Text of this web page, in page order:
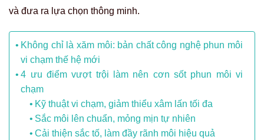
và đưa ra lựa chọn thông minh.
Không chỉ là xăm môi: bản chất công nghệ phun môi
vi chạm thế hệ mới
4 ưu điểm vượt trội làm nên cơn sốt phun môi vi
chạm
Kỹ thuật vi chạm, giảm thiểu xâm lấn tối đa
Sắc môi lên chuẩn, mỏng mịn tự nhiên
Cải thiện sắc tố, làm đầy rãnh môi hiệu quả